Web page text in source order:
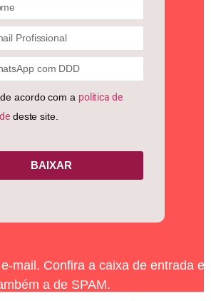
acordo com a política de
deste site.
BAIXAR
mail. Confira a caixa de entrada e
a de SPAM.